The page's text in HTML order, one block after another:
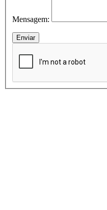
Mensagem: